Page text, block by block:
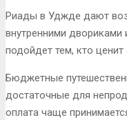
Риады в Уджде дают
внутренними двориками
подойдет тем, кто ценит
Бюджетные
достаточные для
оплата чаще